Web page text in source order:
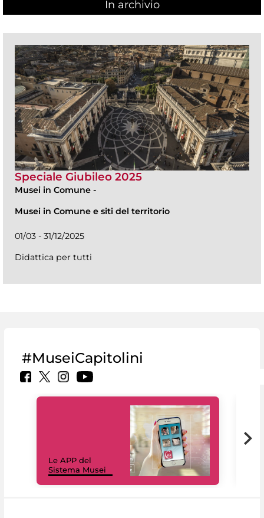
In archivio
Speciale Giubileo 2025
Musei in Comune -
Musei in Comune e siti del territorio
01/03 - 31/12/2025
Didattica per tutti
#MuseiCapitolini
Le APP del
Sistema Musei